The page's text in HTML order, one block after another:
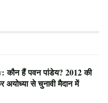
हैं पवन पांडेय? 2012 की
से चुनावी मैदान में